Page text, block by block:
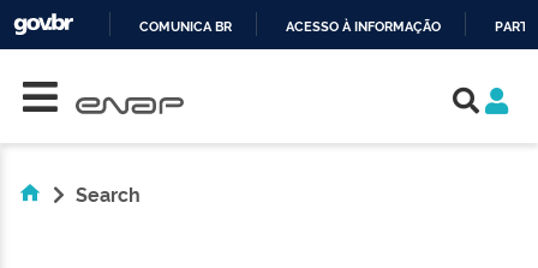
COMUNICA BR ACESSO À INFORMAÇÃO
Search